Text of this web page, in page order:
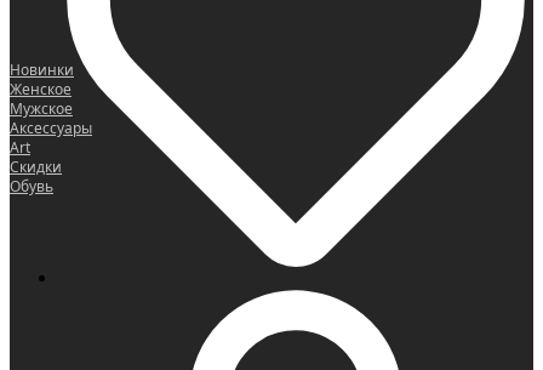
0
Новинки
Женское
Мужское
Аксессуары
Art
Скидки
Обувь